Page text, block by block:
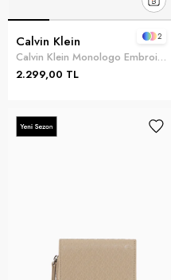
Calvin Klein
Calvin Klein Monologo Embroidery Baseball Hat Kadın Baseball Şapka Beyaz
2.299,00 TL
2